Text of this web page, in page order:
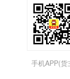
手机APP(货